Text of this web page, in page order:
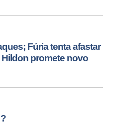
Fúria tenta afastar
promete novo